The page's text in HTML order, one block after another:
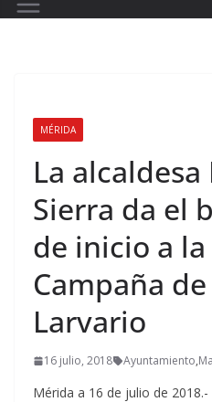
MÉRIDA
La
Sierra da el
de inicio a
Campaña
Larvario
16 julio, 2018 Ayuntamiento,
Mérida a 16 de julio de